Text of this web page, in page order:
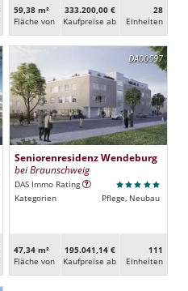
59,38 m²
Fläche von
333.200,00 €
Kaufpreise ab
28
Ein­heiten
DA00597
Seniorenresidenz Wendeburg
bei Braunschweig
DAS Immo Rating
Kategorien
Pflege, Neubau
47,34 m²
Fläche von
195.041,14 €
Kaufpreise ab
111
Ein­heiten